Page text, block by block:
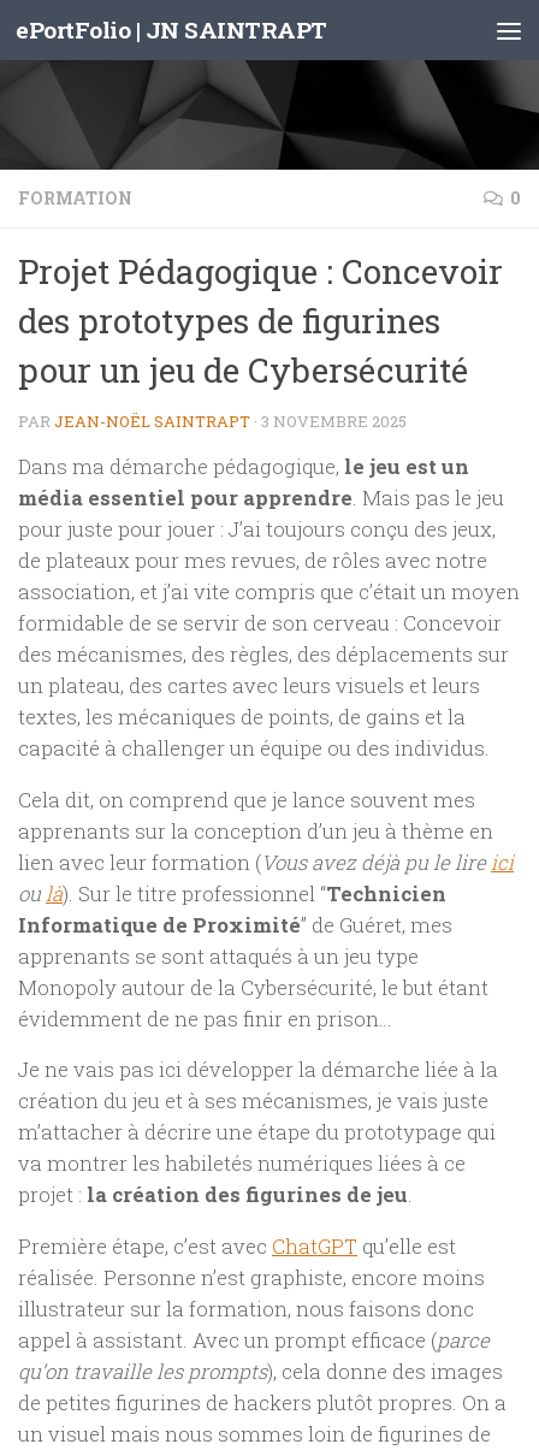
Skip to content
ePortFolio | JN SAINTRAPT
FORMATION 0
Projet Pédagogique : Concevoir
des prototypes de figurines
pour un jeu de Cybersécurité
PARJEAN-NOËL SAINTRAPT · 3 NOVEMBRE 2025
Dans ma démarche pédagogique, le jeu est un
média essentiel pour apprendre. Mais pas le jeu
pour juste pour jouer : J’ai toujours conçu des jeux,
de plateaux pour mes revues, de rôles avec notre
association, et j’ai vite compris que c’était un moyen
formidable de se servir de son cerveau : Concevoir
des mécanismes, des règles, des déplacements sur
un plateau, des cartes avec leurs visuels et leurs
textes, les mécaniques de points, de gains et la
capacité à challenger un équipe ou des individus.
Cela dit, on comprend que je lance souvent mes
apprenants sur la conception d’un jeu à thème en
lien avec leur formation (Vous avez déjà pu le lireici
oulà). Sur le titre professionnel “Technicien
Informatique de Proximité” de Guéret, mes
apprenants se sont attaqués à un jeu type
Monopoly autour de la Cybersécurité, le but étant
évidemment de ne pas finir en prison…
Je ne vais pas ici développer la démarche liée à la
création du jeu et à ses mécanismes, je vais juste
m’attacher à décrire une étape du prototypage qui
va montrer les habiletés numériques liées à ce
projet : la création des figurines de jeu.
Première étape, c’est avec ChatGPT qu’elle est
réalisée. Personne n’est graphiste, encore moins
illustrateur sur la formation, nous faisons donc
appel à assistant. Avec un prompt efficace (parce
qu’on travaille les prompts), cela donne des images
de petites figurines de hackers plutôt propres. On a
un visuel mais nous sommes loin de figurines de